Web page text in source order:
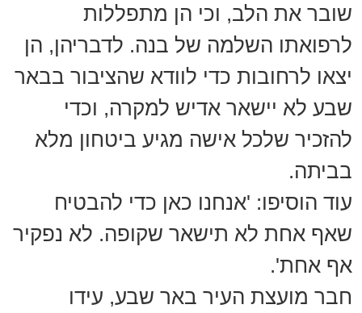
שובר את הלב, וכי הן מתפללות
לרפואתו השלמה של בנה. לדבריהן, הן
יצאו לרחובות כדי לוודא שהציבור בבאר
שבע לא יישאר אדיש למקרה, וכדי
להזכיר שלכל אישה מגיע ביטחון מלא
בביתה.
עוד הוסיפו: 'אנחנו כאן כדי להבטיח
שאף אחת לא תישאר שקופה. לא נפקיר
אף אחת'.
חבר מועצת העיר באר שבע, עידו